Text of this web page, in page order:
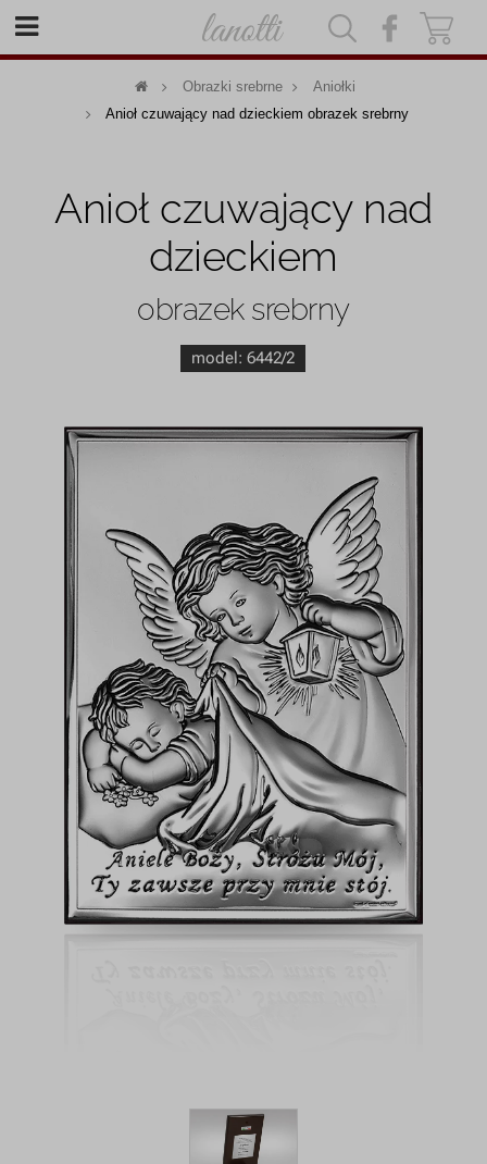
Obrazki srebrne
Aniołki
Anioł czuwający nad dzieckiem obrazek srebrny
Anioł czuwający nad
dzieckiem
obrazek srebrny
model:6442/2